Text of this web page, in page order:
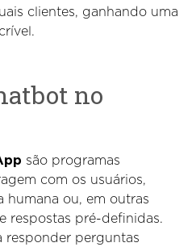
clientes, ganhando uma
no
são programas
com os usuários,
humana ou, em outras
respostas pré-definidas.
responder perguntas